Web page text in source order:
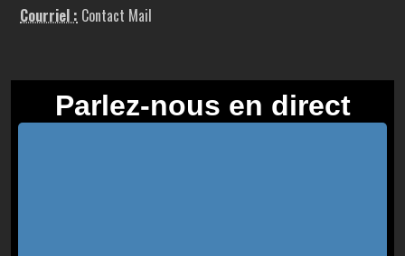
Courriel : Contact Mail